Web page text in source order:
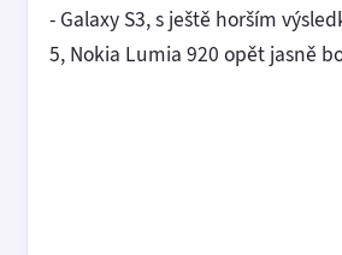
- Galaxy S3, s ještě horším
5, Nokia Lumia 920 opět jasně